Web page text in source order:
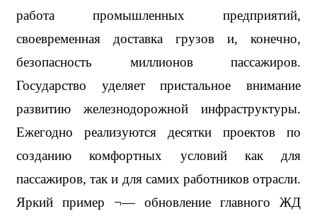
работа промышленных предприятий,
своевременная доставка грузов и, конечно,
безопасность миллионов пассажиров.
Государство уделяет пристальное внимание
развитию железнодорожной инфраструктуры.
Ежегодно реализуются десятки проектов по
созданию комфортных условий как для
пассажиров, так и для самих работников отрасли.
Яркий пример ¬— обновление главного ЖД